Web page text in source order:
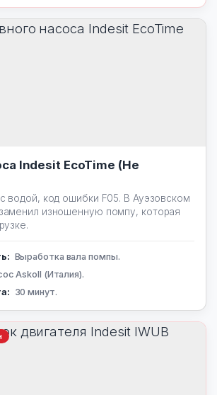
Indesit EcoTime (Не
водой, код ошибки F05. В Ауэзовском
изношенную помпу, которая
Выработка вала помпы.
Askoll (Италия).
30 минут.